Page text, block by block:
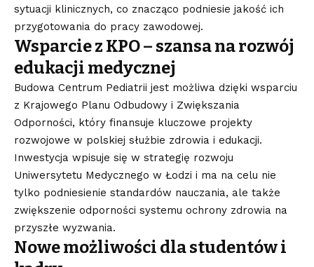
sytuacji klinicznych, co znacząco podniesie jakość ich
przygotowania do pracy zawodowej.
Wsparcie z KPO – szansa na rozwój
edukacji medycznej
Budowa Centrum Pediatrii jest możliwa dzięki wsparciu
z Krajowego Planu Odbudowy i Zwiększania
Odporności, który finansuje kluczowe projekty
rozwojowe w polskiej służbie zdrowia i edukacji.
Inwestycja wpisuje się w strategię rozwoju
Uniwersytetu Medycznego w Łodzi i ma na celu nie
tylko podniesienie standardów nauczania, ale także
zwiększenie odporności systemu ochrony zdrowia na
przyszłe wyzwania.
Nowe możliwości dla studentów i